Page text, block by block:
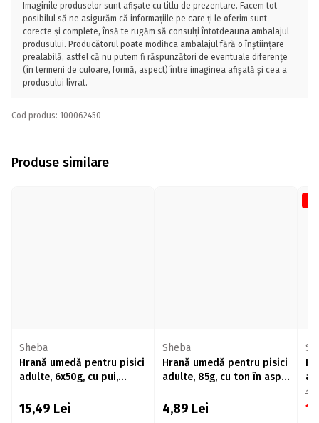
Imaginile produselor sunt afișate cu titlu de prezentare. Facem tot
posibilul să ne asigurăm că informațiile pe care ți le oferim sunt
corecte și complete, însă te rugăm să consulți întotdeauna ambalajul
produsului. Producătorul poate modifica ambalajul fără o înștiințare
prealabilă, astfel că nu putem fi răspunzători de eventuale diferențe
(în termeni de culoare, formă, aspect) între imaginea afișată și cea a
produsului livrat.
Cod produs: 100062450
Produse similare
Sheba
Hrană umedă pentru pisici
adulte, 6x50g, cu pui,
15,49 Lei
Sheba
Hrană umedă pentru pisici
adulte, 85g, cu ton în aspic
4,89 Lei